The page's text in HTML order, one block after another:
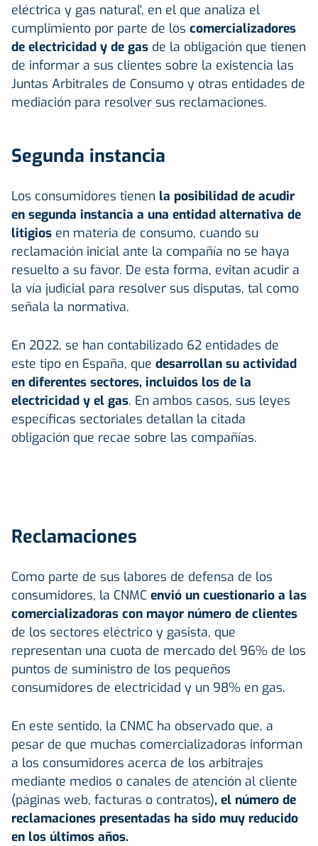
eléctrica y gas natural', en el que analiza el
cumplimiento por parte de los comercializadores
de electricidad y de gas de la obligación que tienen
de informar a sus clientes sobre la existencia las
Juntas Arbitrales de Consumo y otras entidades de
mediación para resolver sus reclamaciones.
Segunda instancia
Los consumidores tienen la posibilidad de acudir
en segunda instancia a una entidad alternativa de
litigios en materia de consumo, cuando su
reclamación inicial ante la compañía no se haya
resuelto a su favor. De esta forma, evitan acudir a
la vía judicial para resolver sus disputas, tal como
señala la normativa.
En 2022, se han contabilizado 62 entidades de
este tipo en España, que desarrollan su actividad
en diferentes sectores, incluidos los de la
electricidad y el gas. En ambos casos, sus leyes
específicas sectoriales detallan la citada
obligación que recae sobre las compañías.
Reclamaciones
Como parte de sus labores de defensa de los
consumidores, la CNMC envió un cuestionario a las
comercializadoras con mayor número de clientes
de los sectores eléctrico y gasista, que
representan una cuota de mercado del 96% de los
puntos de suministro de los pequeños
consumidores de electricidad y un 98% en gas.
En este sentido, la CNMC ha observado que, a
pesar de que muchas comercializadoras informan
a los consumidores acerca de los arbitrajes
mediante medios o canales de atención al cliente
(páginas web, facturas o contratos), el número de
reclamaciones presentadas ha sido muy reducido
en los últimos años.